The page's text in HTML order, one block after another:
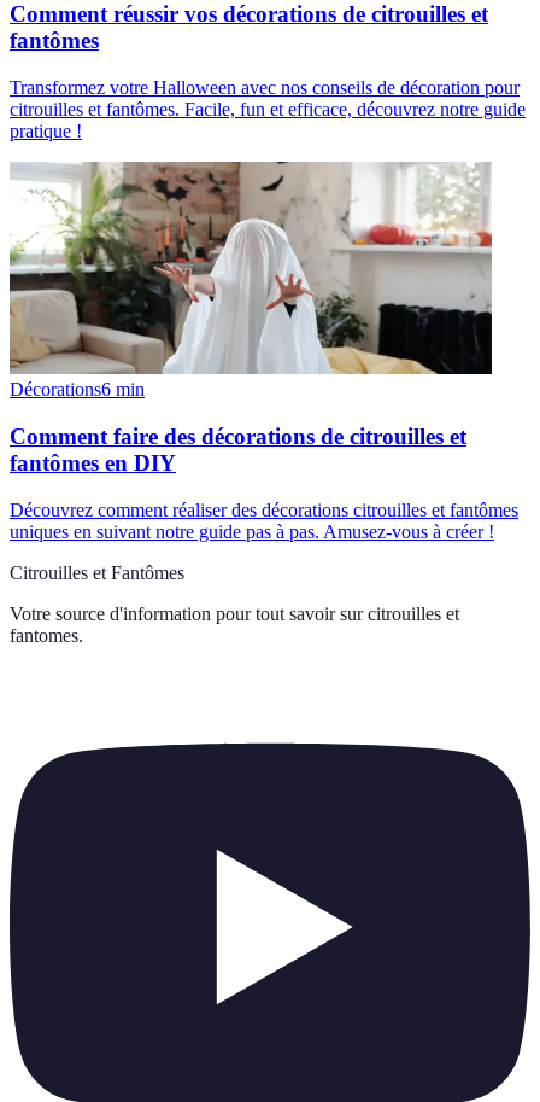
Comment réussir vos décorations de citrouilles et
fantômes
Transformez votre Halloween avec nos conseils de décoration pour
citrouilles et fantômes. Facile, fun et efficace, découvrez notre guide
pratique !
Décorations6 min
Comment faire des décorations de citrouilles et
fantômes en DIY
Découvrez comment réaliser des décorations citrouilles et fantômes
uniques en suivant notre guide pas à pas. Amusez-vous à créer !
Citrouilles et Fantômes
Votre source d'information pour tout savoir sur citrouilles et
fantomes.